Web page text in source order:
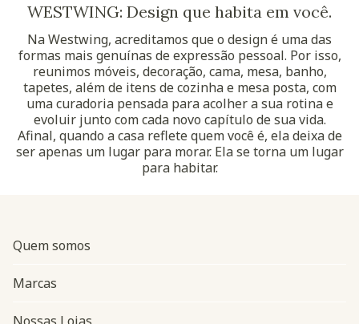
WESTWING: Design que habita em você.
Na Westwing, acreditamos que o design é uma das
formas mais genuínas de expressão pessoal. Por isso,
reunimos móveis, decoração, cama, mesa, banho,
tapetes, além de itens de cozinha e mesa posta, com
uma curadoria pensada para acolher a sua rotina e
evoluir junto com cada novo capítulo de sua vida.
Afinal, quando a casa reflete quem você é, ela deixa de
ser apenas um lugar para morar. Ela se torna um lugar
para habitar.
Quem somos
Marcas